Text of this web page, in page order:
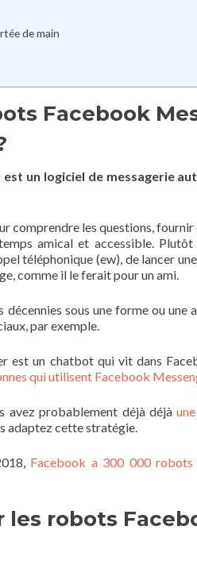
de main
Facebook
un logiciel de messagerie
comprendre les questions,
amical et accessible.
téléphonique (ew), de lancer
comme il le ferait pour un ami.
sous une forme ou
par exemple.
est un chatbot qui vit dans
qui utilisent Facebook
avez probablement déjà déjà
adaptez cette stratégie.
Facebook a 300 000 robots
robots